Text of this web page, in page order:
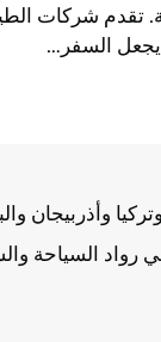
تقدم شركات
يجعل السفر…
وأذربيجان